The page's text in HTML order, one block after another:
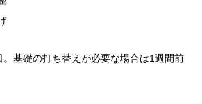
基礎の打ち替えが必要な場合は1週間前